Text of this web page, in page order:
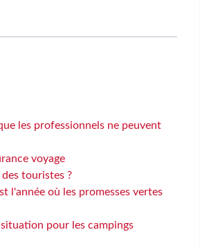
les professionnels ne peuvent
voyage
touristes ?
l'année où les promesses vertes
pour les campings